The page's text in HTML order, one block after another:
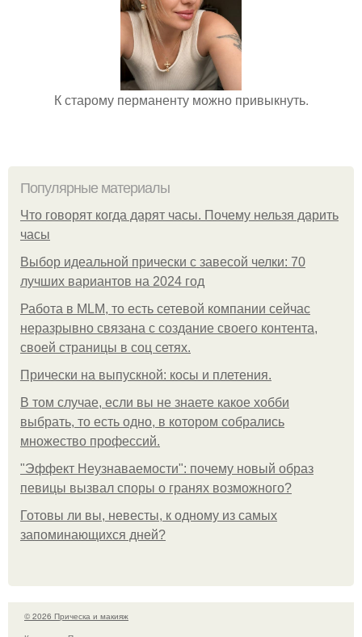
К старому перманенту можно привыкнуть.
Популярные материалы
Что говорят когда дарят часы. Почему нельзя дарить
часы
Выбор идеальной прически с завесой челки: 70
лучших вариантов на 2024 год
Работа в MLM, то есть сетевой компании сейчас
неразрывно связана с создание своего контента,
своей страницы в соц сетях.
Прически на выпускной: косы и плетения.
В том случае, если вы не знаете какое хобби
выбрать, то есть одно, в котором собрались
множество профессий.
"Эффект Неузнаваемости": почему новый образ
певицы вызвал споры о гранях возможного?
Готовы ли вы, невесты, к одному из самых
запоминающихся дней?
© 2026 Прическа и макияж